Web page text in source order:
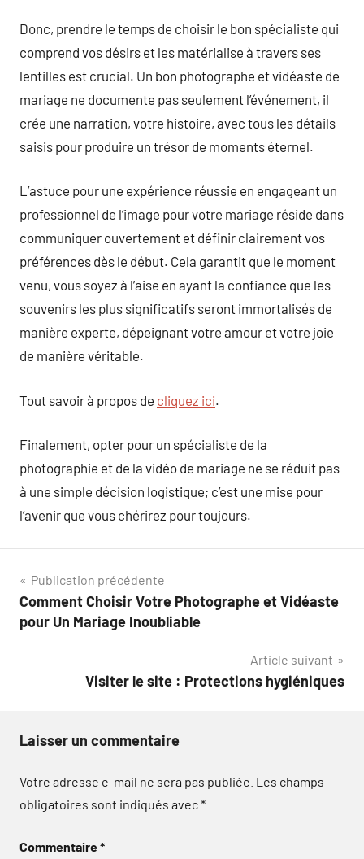
Donc, prendre le temps de choisir le bon spécialiste qui
comprend vos désirs et les matérialise à travers ses
lentilles est crucial. Un bon photographe et vidéaste de
mariage ne documente pas seulement l’événement, il
crée une narration, votre histoire, avec tous les détails
saisis pour produire un trésor de moments éternel.
L’astuce pour une expérience réussie en engageant un
professionnel de l’image pour votre mariage réside dans
communiquer ouvertement et définir clairement vos
préférences dès le début. Cela garantit que le moment
venu, vous soyez à l’aise en ayant la confiance que les
souvenirs les plus significatifs seront immortalisés de
manière experte, dépeignant votre amour et votre joie
de manière véritable.
Tout savoir à propos de cliquez ici.
Finalement, opter pour un spécialiste de la
photographie et de la vidéo de mariage ne se réduit pas
à une simple décision logistique; c’est une mise pour
l’avenir que vous chérirez pour toujours.
Navigation
de
Publication précédente
Comment Choisir Votre Photographe et Vidéaste
pour Un Mariage Inoubliable
Article suivant
Visiter le site : Protections hygiéniques
Laisser un commentaire
Votre adresse e-mail ne sera pas publiée. Les champs
obligatoires sont indiqués avec*
Commentaire*